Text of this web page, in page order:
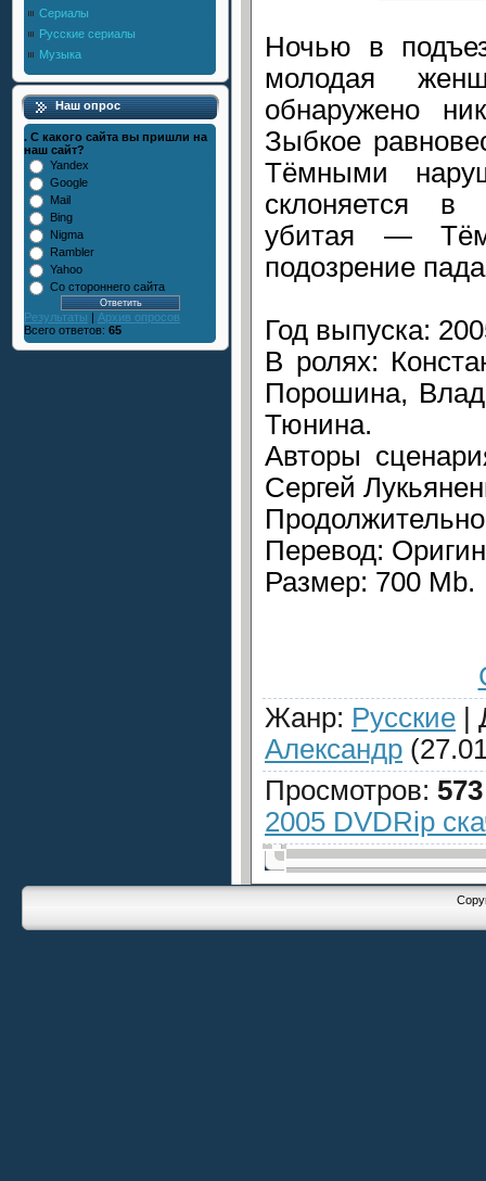
Сериалы
Русские сериалы
Музыка
Наш опрос
. С какого сайта вы пришли на
наш сайт?
Yandex
Google
Mail
Bing
Nigma
Rambler
Yahoo
Со стороннего сайта
Результаты | Архив опросов
Всего ответов: 65
Ночью в
молодая
обнаружено
Зыбкое
Тёмными
склоняется
убитая —
подозрение
Год выпуска:
В ролях:
Порошина,
Тюнина.
Авторы
Сергей
Перевод:
Размер: 700 Mb.
Жанр: Русские |
Александр
Просмотров: 573
2005 DVDRip